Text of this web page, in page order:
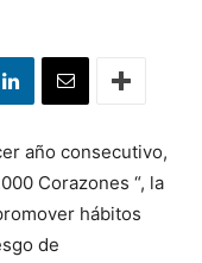
año consecutivo,
Corazones “, la
hábitos
de